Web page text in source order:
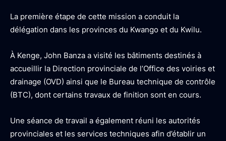
La première étape de cette mission a conduit la
délégation dans les provinces du Kwango et du Kwilu.
À Kenge, John Banza a visité les bâtiments destinés à
accueillir la Direction provinciale de l’Office des voiries et
drainage (OVD) ainsi que le Bureau technique de contrôle
(BTC), dont certains travaux de finition sont en cours.
Une séance de travail a également réuni les autorités
provinciales et les services techniques afin d’établir un